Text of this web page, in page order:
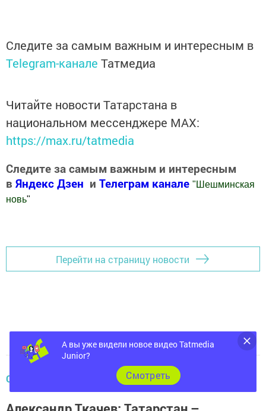
Следите за самым важным и интересным в
Telegram-канале Татмедиа
Читайте новости Татарстана в
национальном мессенджере MАХ:
https://max.ru/tatmedia
Следите за самым важным и интересным
в Яндекс Дзен и Телеграм канале " Шешминская
новь"
Перейти на страницу новости
СЕЛЬСКОЕ ХОЗЯЙСТВО
А вы уже видели новое видео Tatmedia
Junior?
Cмотреть